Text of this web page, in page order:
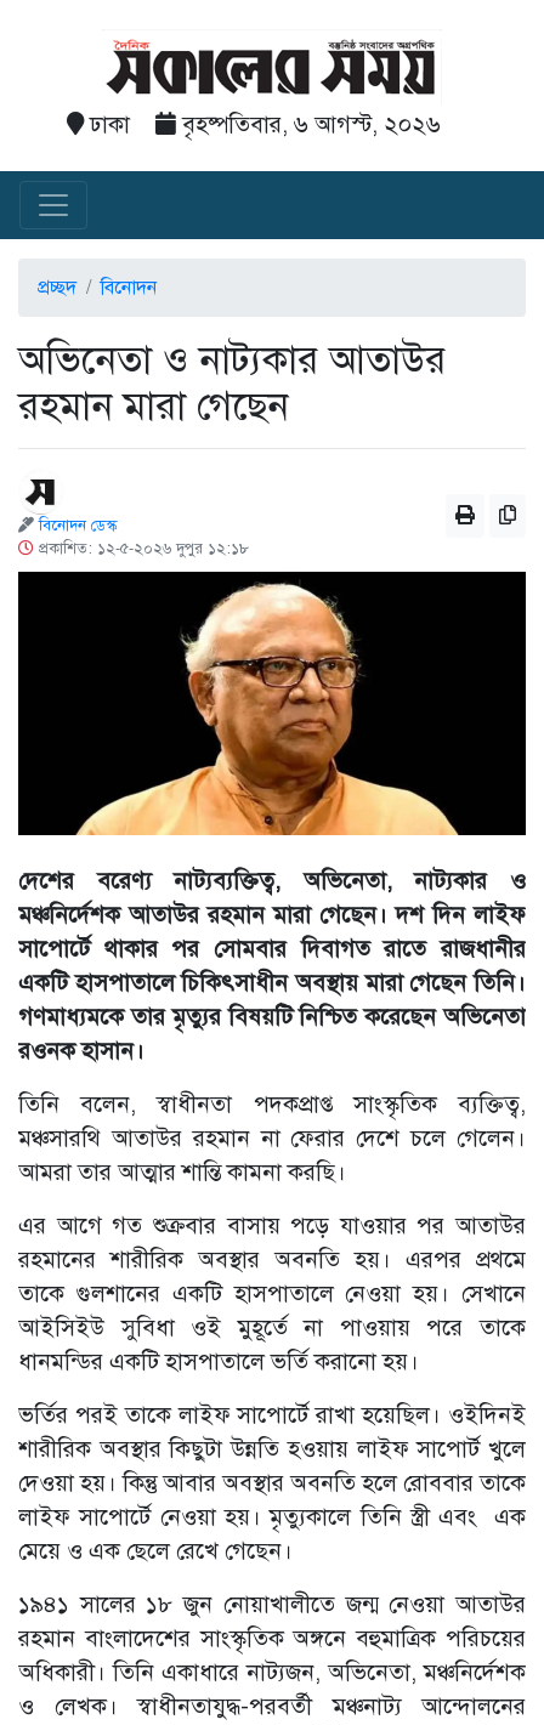
ঢাকা বৃহষ্পতিবার, ৬ আগস্ট, ২০২৬
প্রচ্ছদ বিনোদন
অভিনেতা ও নাট্যকার আতাউর
রহমান মারা গেছেন
বিনোদন ডেস্ক
প্রকাশিত: ১২-৫-২০২৬ দুপুর ১২:১৮
দেশের বরেণ্য নাট্যব্যক্তিত্ব, অভিনেতা, নাট্যকার ও
মঞ্চনির্দেশক আতাউর রহমান মারা গেছেন। দশ দিন লাইফ
সাপোর্টে থাকার পর সোমবার দিবাগত রাতে রাজধানীর
একটি হাসপাতালে চিকিৎসাধীন অবস্থায় মারা গেছেন তিনি।
গণমাধ্যমকে তার মৃত্যুর বিষয়টি নিশ্চিত করেছেন অভিনেতা
রওনক হাসান।
তিনি বলেন, স্বাধীনতা পদকপ্রাপ্ত সাংস্কৃতিক ব্যক্তিত্ব,
মঞ্চসারথি আতাউর রহমান না ফেরার দেশে চলে গেলেন।
আমরা তার আত্মার শান্তি কামনা করছি।
এর আগে গত শুক্রবার বাসায় পড়ে যাওয়ার পর আতাউর
রহমানের শারীরিক অবস্থার অবনতি হয়। এরপর প্রথমে
তাকে গুলশানের একটি হাসপাতালে নেওয়া হয়। সেখানে
আইসিইউ সুবিধা ওই মুহূর্তে না পাওয়ায় পরে তাকে
ধানমন্ডির একটি হাসপাতালে ভর্তি করানো হয়।
ভর্তির পরই তাকে লাইফ সাপোর্টে রাখা হয়েছিল। ওইদিনই
শারীরিক অবস্থার কিছুটা উন্নতি হওয়ায় লাইফ সাপোর্ট খুলে
দেওয়া হয়। কিন্তু আবার অবস্থার অবনতি হলে রোববার তাকে
লাইফ সাপোর্টে নেওয়া হয়। মৃত্যুকালে তিনি স্ত্রী এবং এক
মেয়ে ও এক ছেলে রেখে গেছেন।
১৯৪১ সালের ১৮ জুন নোয়াখালীতে জন্ম নেওয়া আতাউর
রহমান বাংলাদেশের সাংস্কৃতিক অঙ্গনে বহুমাত্রিক পরিচয়ের
অধিকারী। তিনি একাধারে নাট্যজন, অভিনেতা, মঞ্চনির্দেশক
ও লেখক। স্বাধীনতাযুদ্ধ-পরবর্তী মঞ্চনাট্য আন্দোলনের